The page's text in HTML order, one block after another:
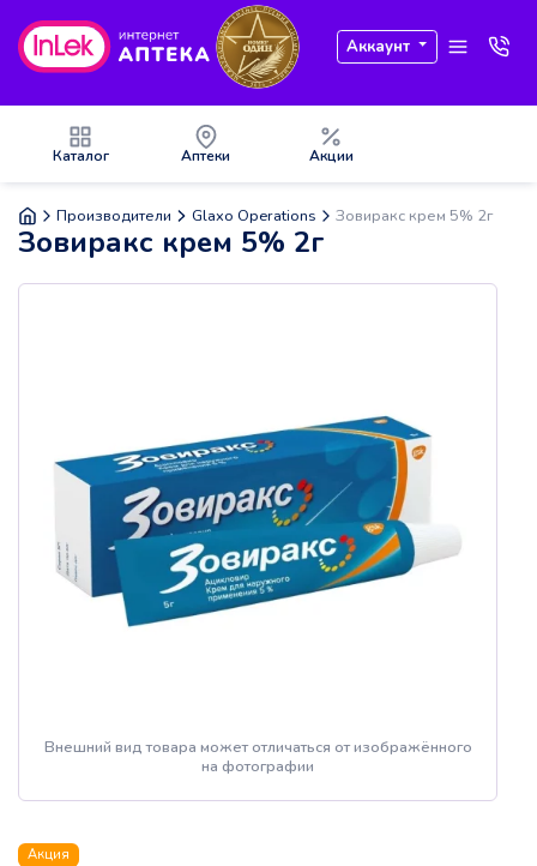
Аккаунт
Каталог Аптеки Акции
Производители Glaxo Operations Зовиракс крем 5% 2г
Зовиракс крем 5% 2г
Внешний вид товара может отличаться от изображённого
на фотографии
Акция